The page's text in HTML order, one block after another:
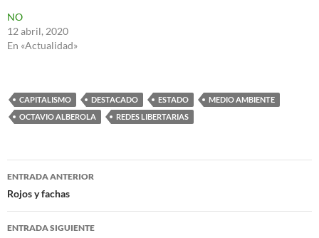
NO
12 abril, 2020
En «Actualidad»
CAPITALISMO DESTACADO ESTADO
MEDIO AMBIENTE
OCTAVIO ALBEROLA
REDES LIBERTARIAS
Navegación
de
entradas
ENTRADA ANTERIOR
Rojos y fachas
ENTRADA SIGUIENTE